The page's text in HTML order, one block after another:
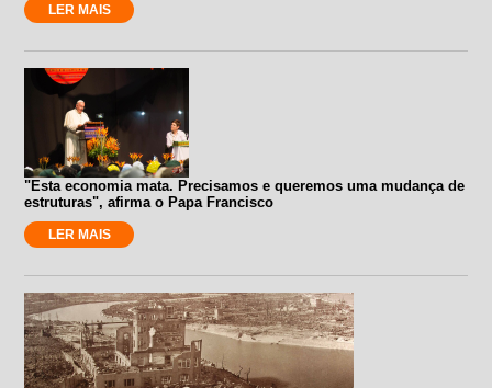
LER MAIS
"Esta economia mata. Precisamos e queremos uma mudança de
estruturas", afirma o Papa Francisco
LER MAIS